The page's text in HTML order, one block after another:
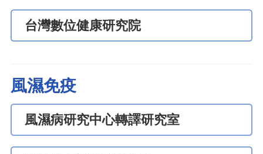
台灣數位健康研究院
風濕免疫
風濕病研究中心轉譯研究室